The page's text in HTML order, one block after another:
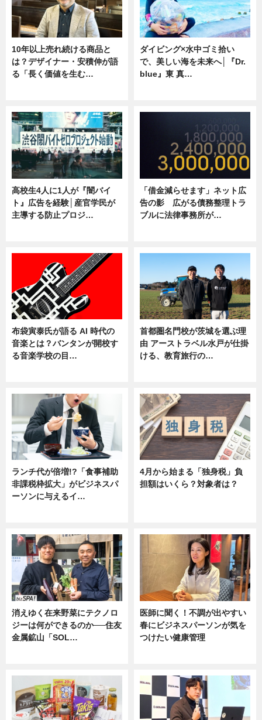
10年以上売れ続ける商品と
は？デザイナー・安積伸が語
る「長く価値を生む…
ダイビング×水中ゴミ拾い
で、美しい海を未来へ│『Dr.
blue』東 真…
高校生4人に1人が『闇バイ
ト』広告を経験│産官学民が
主導する防止プロジ…
「借金減らせます」ネット広
告の影 広がる債務整理トラ
ブルに法律事務所が…
布袋寅泰氏が語る AI 時代の
音楽とは？バンタンが開校す
る音楽学校の目…
首都圏名門校が茨城を選ぶ理
由 アーストラベル水戸が仕掛
ける、教育旅行の…
ランチ代が倍増!?「食事補助
非課税枠拡大」がビジネスパ
ーソンに与えるイ…
4月から始まる「独身税」負
担額はいくら？対象者は？
消えゆく在来野菜にテクノロ
ジーは何ができるのか──住友
金属鉱山「SOL…
医師に聞く！不調が出やすい
春にビジネスパーソンが気を
つけたい健康管理